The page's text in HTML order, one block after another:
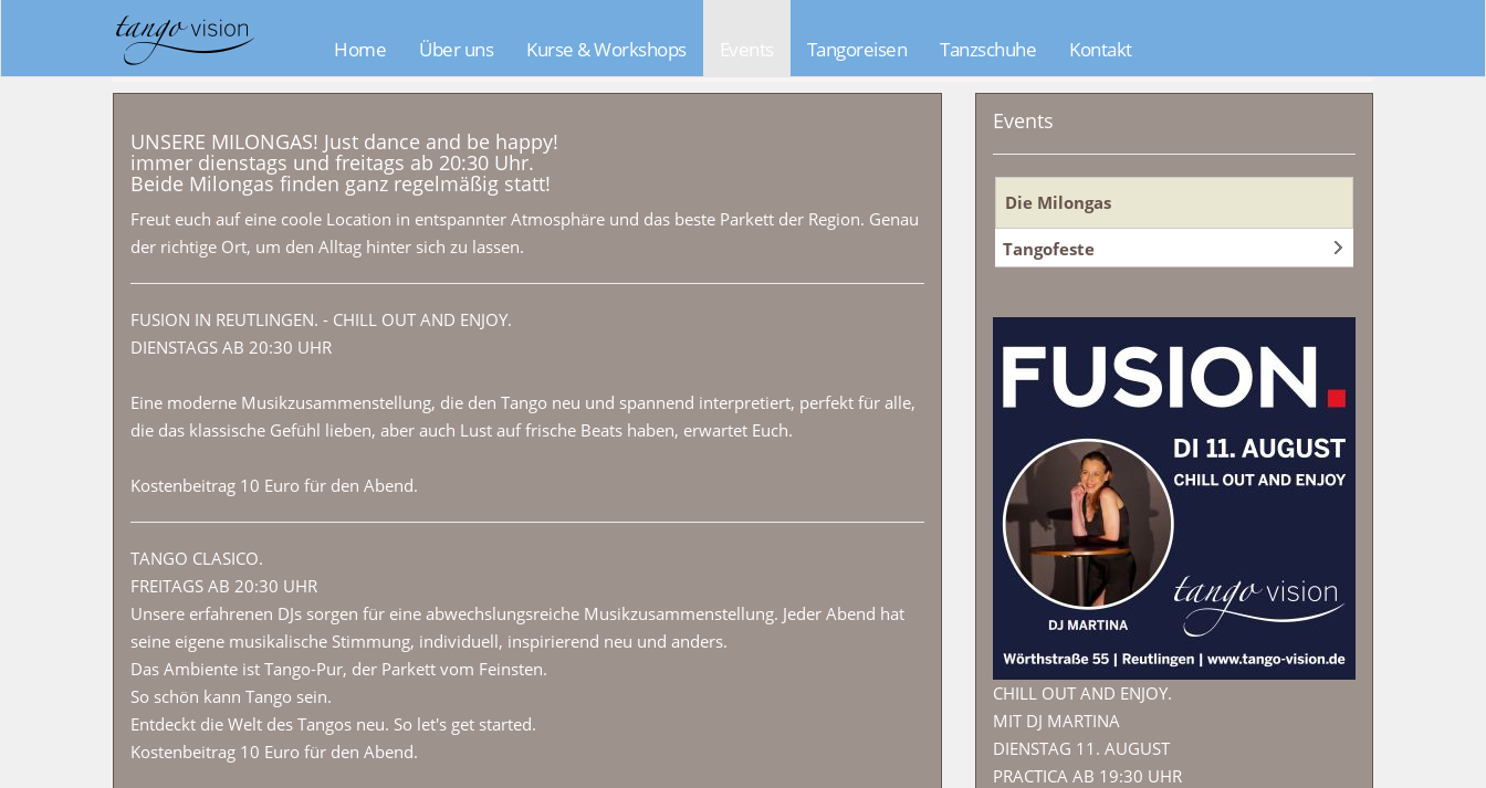
Home Über uns Kurse & Workshops Events Tangoreisen Tanzschuhe Kontakt
UNSERE MILONGAS! Just dance and be happy!
immer dienstags und freitags ab 20:30 Uhr.
Beide Milongas finden ganz regelmäßig statt!
Freut euch auf eine coole Location in entspannter Atmosphäre und das beste Parkett der Region. Genau
der richtige Ort, um den Alltag hinter sich zu lassen.
FUSION IN REUTLINGEN. - CHILL OUT AND ENJOY.
DIENSTAGS AB 20:30 UHR
Eine moderne Musikzusammenstellung, die den Tango neu und spannend interpretiert, perfekt für alle,
die das klassische Gefühl lieben, aber auch Lust auf frische Beats haben, erwartet Euch.
Kostenbeitrag 10 Euro für den Abend.
TANGO CLASICO.
FREITAGS AB 20:30 UHR
Unsere erfahrenen DJs sorgen für eine abwechslungsreiche Musikzusammenstellung. Jeder Abend hat
seine eigene musikalische Stimmung, individuell, inspirierend neu und anders.
Das Ambiente ist Tango-Pur, der Parkett vom Feinsten.
So schön kann Tango sein.
Entdeckt die Welt des Tangos neu. So let's get started.
Kostenbeitrag 10 Euro für den Abend.
Events
Die Milongas
Tangofeste
CHILL OUT AND ENJOY.
MIT DJ MARTINA
DIENSTAG 11. AUGUST
PRACTICA AB 19:30 UHR